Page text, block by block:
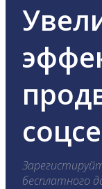
бесплатного